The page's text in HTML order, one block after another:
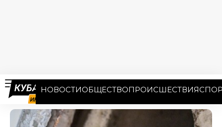
НОВОСТИОБЩЕСТВОПРОИСШЕСТВИЯ